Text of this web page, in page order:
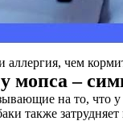
чем
мопса –
на то, что
также